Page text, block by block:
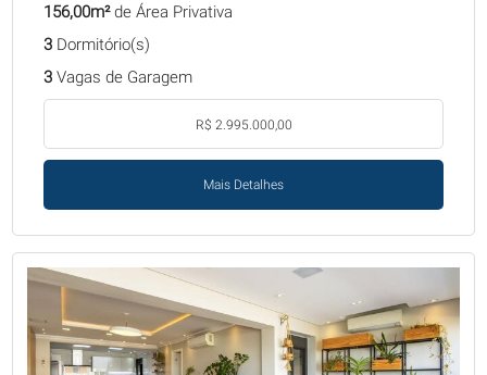
156,00m²de Área Privativa
3Dormitório(s)
3Vagas de Garagem
R$ 2.995.000,00
Mais Detalhes